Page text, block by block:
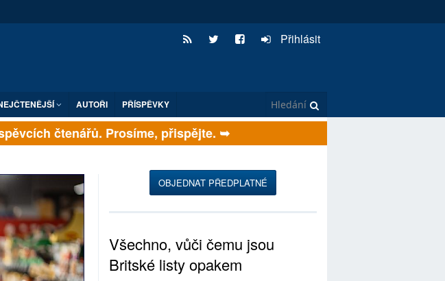
Přihlásit
AUTOŘI PŘÍSPĚVKY
čtenářů. Prosíme, přispějte. ➥
OBJEDNAT PŘEDPLATNÉ
Všechno, vůči čemu jsou
Britské listy opakem